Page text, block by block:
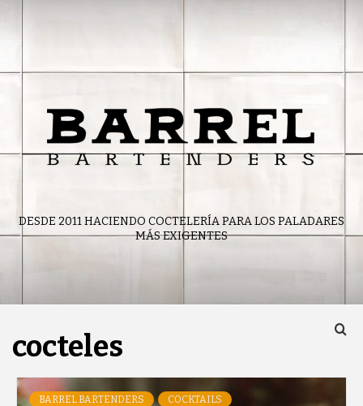
DESDE 2011 HACIENDO COCTELERÍA PARA LOS PALADARES
MÁS EXIGENTES
cocteles
BARREL BARTENDERS COCKTAILS